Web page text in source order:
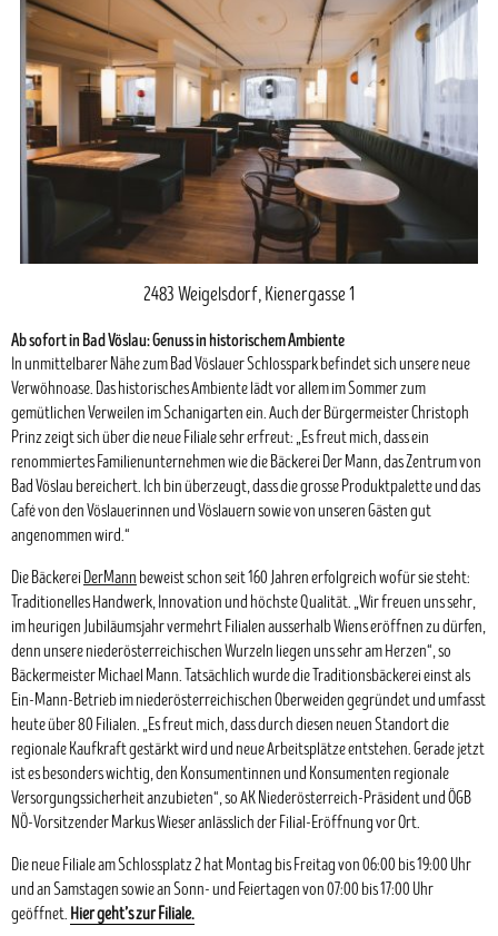
2483 Weigelsdorf, Kienergasse 1
Ab sofort in Bad Vöslau: Genuss in historischem Ambiente
In unmittelbarer Nähe zum Bad Vöslauer Schlosspark befindet sich unsere neue
Verwöhnoase. Das historisches Ambiente lädt vor allem im Sommer zum
gemütlichen Verweilen im Schanigarten ein. Auch der Bürgermeister Christoph
Prinz zeigt sich über die neue Filiale sehr erfreut: „Es freut mich, dass ein
renommiertes Familienunternehmen wie die Bäckerei Der Mann, das Zentrum von
Bad Vöslau bereichert. Ich bin überzeugt, dass die grosse Produktpalette und das
Café von den Vöslauerinnen und Vöslauern sowie von unseren Gästen gut
angenommen wird.“
Die Bäckerei DerMann beweist schon seit 160 Jahren erfolgreich wofür sie steht:
Traditionelles Handwerk, Innovation und höchste Qualität. „Wir freuen uns sehr,
im heurigen Jubiläumsjahr vermehrt Filialen ausserhalb Wiens eröffnen zu dürfen,
denn unsere niederösterreichischen Wurzeln liegen uns sehr am Herzen“, so
Bäckermeister Michael Mann. Tatsächlich wurde die Traditionsbäckerei einst als
Ein-Mann-Betrieb im niederösterreichischen Oberweiden gegründet und umfasst
heute über 80 Filialen. „Es freut mich, dass durch diesen neuen Standort die
regionale Kaufkraft gestärkt wird und neue Arbeitsplätze entstehen. Gerade jetzt
ist es besonders wichtig, den Konsumentinnen und Konsumenten regionale
Versorgungssicherheit anzubieten“, so AK Niederösterreich-Präsident und ÖGB
NÖ-Vorsitzender Markus Wieser anlässlich der Filial-Eröffnung vor Ort.
Die neue Filiale am Schlossplatz 2 hat Montag bis Freitag von 06:00 bis 19:00 Uhr
und an Samstagen sowie an Sonn- und Feiertagen von 07:00 bis 17:00 Uhr
geöffnet. Hier geht’s zur Filiale.